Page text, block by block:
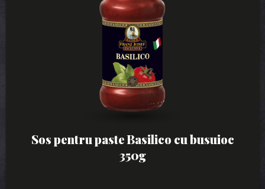
Sos pentru paste Basilico cu busuioc
350g